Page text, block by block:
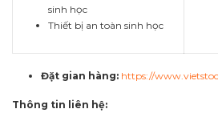
sinh học
Thiết bị an toàn sinh học
Đặt gian hàng: https://
Thông tin liên hệ: